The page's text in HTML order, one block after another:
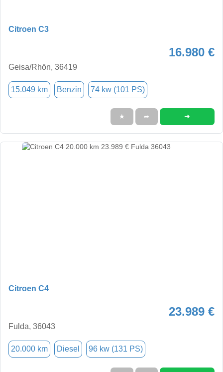
Citroen C3
16.980 €
Geisa/Rhön, 36419
15.049 km Benzin 74 kw (101 PS)
★ ➦ ➜
Citroen C4
23.989 €
Fulda, 36043
20.000 km Diesel 96 kw (131 PS)